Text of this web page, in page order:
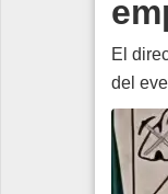
Edición Impresa
El
del